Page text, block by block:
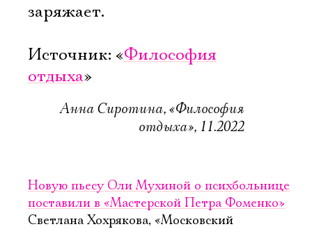
заряжает.
Источник: «Философия
отдыха»
Анна Сиротина, «Философия
отдыха», 11.2022
Новую пьесу Оли Мухиной о психбольнице
поставили в «Мастерской Петра Фоменко»
Светлана Хохрякова, «Московский